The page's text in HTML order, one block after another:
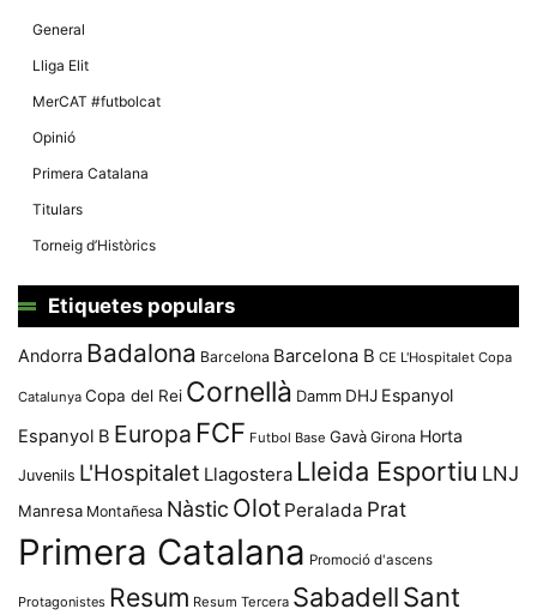
General
Lliga Elit
MerCAT #futbolcat
Opinió
Primera Catalana
Titulars
Torneig d’Històrics
Etiquetes populars
Andorra Badalona Barcelona Barcelona B CE L'Hospitalet Copa
Catalunya Copa del Rei Cornellà Damm DHJ Espanyol
Espanyol B Europa FCF Futbol Base Gavà Girona Horta
Juvenils L'Hospitalet Llagostera Lleida Esportiu LNJ
Manresa Montañesa Nàstic Olot Peralada Prat
Primera Catalana Promoció d'ascens
Protagonistes Resum Resum Tercera SabadellSant